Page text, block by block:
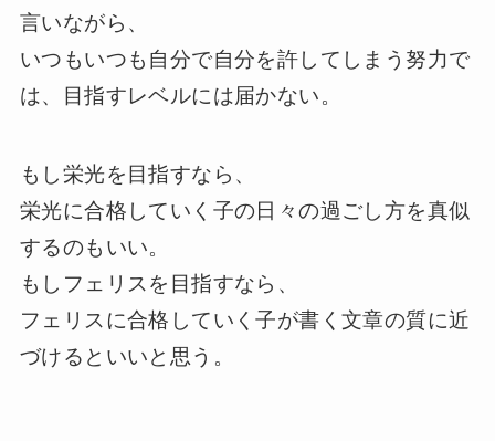
言いながら、
いつもいつも自分で自分を許してしまう努力で
は、目指すレベルには届かない。
もし栄光を目指すなら、
栄光に合格していく子の日々の過ごし方を真似
するのもいい。
もしフェリスを目指すなら、
フェリスに合格していく子が書く文章の質に近
づけるといいと思う。